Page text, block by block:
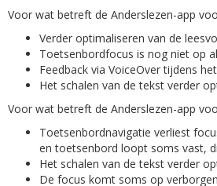
Voor wat betreft de Anderslezen-app
Verder optimaliseren van de
Toetsenbordfocus is nog niet op
Feedback via VoiceOver tijdens
Het schalen van de tekst verder
Voor wat betreft de Anderslezen-app
Toetsenbordnavigatie verliest
en toetsenbord loopt soms vast,
Het schalen van de tekst verder
De focus komt soms op